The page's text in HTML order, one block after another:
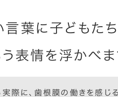
葉に子どもた
う表情を浮かべま
実際に、歯根膜の働きを感じ